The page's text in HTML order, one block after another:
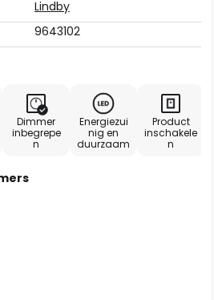
Lindby
9643102
Dimmer
inbegrepe
n
Energiezui
nig en
duurzaam
Product
inschakele
n